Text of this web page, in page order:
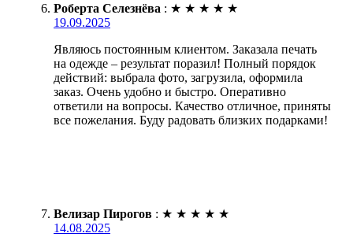
Роберта Селезнёва : ★ ★ ★ ★ ★
19.09.2025
Являюсь постоянным клиентом. Заказала печать
на одежде – результат поразил! Полный порядок
действий: выбрала фото, загрузила, оформила
заказ. Очень удобно и быстро. Оперативно
ответили на вопросы. Качество отличное, приняты
все пожелания. Буду радовать близких подарками!
Велизар Пирогов : ★ ★ ★ ★ ★
14.08.2025